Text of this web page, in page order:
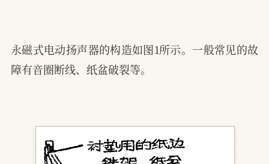
永磁式电动扬声器的构造如图1所示。一般常见的故
障有音圈断线、纸盆破裂等。